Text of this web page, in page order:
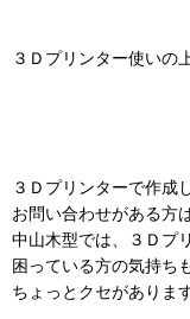
３Ｄプリンター使いの
３Ｄプリンターで作成
お問い合わせがある方
中山木型では、３Ｄプ
困っている方の気持ち
ちょっとクセがありま